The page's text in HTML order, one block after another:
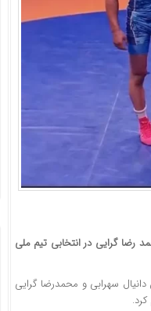
رضا گرایی در انتخابی تیم ملی
سهرابی و محمدرضا گرایی